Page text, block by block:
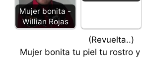
Mujer bonita -
Willian Rojas
(Revuelta..)
Mujer bonita tu piel tu rostro